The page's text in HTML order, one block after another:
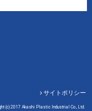
サイトポリシー
(c) 2017 Akashi Plastic Industrial Co., Ltd.